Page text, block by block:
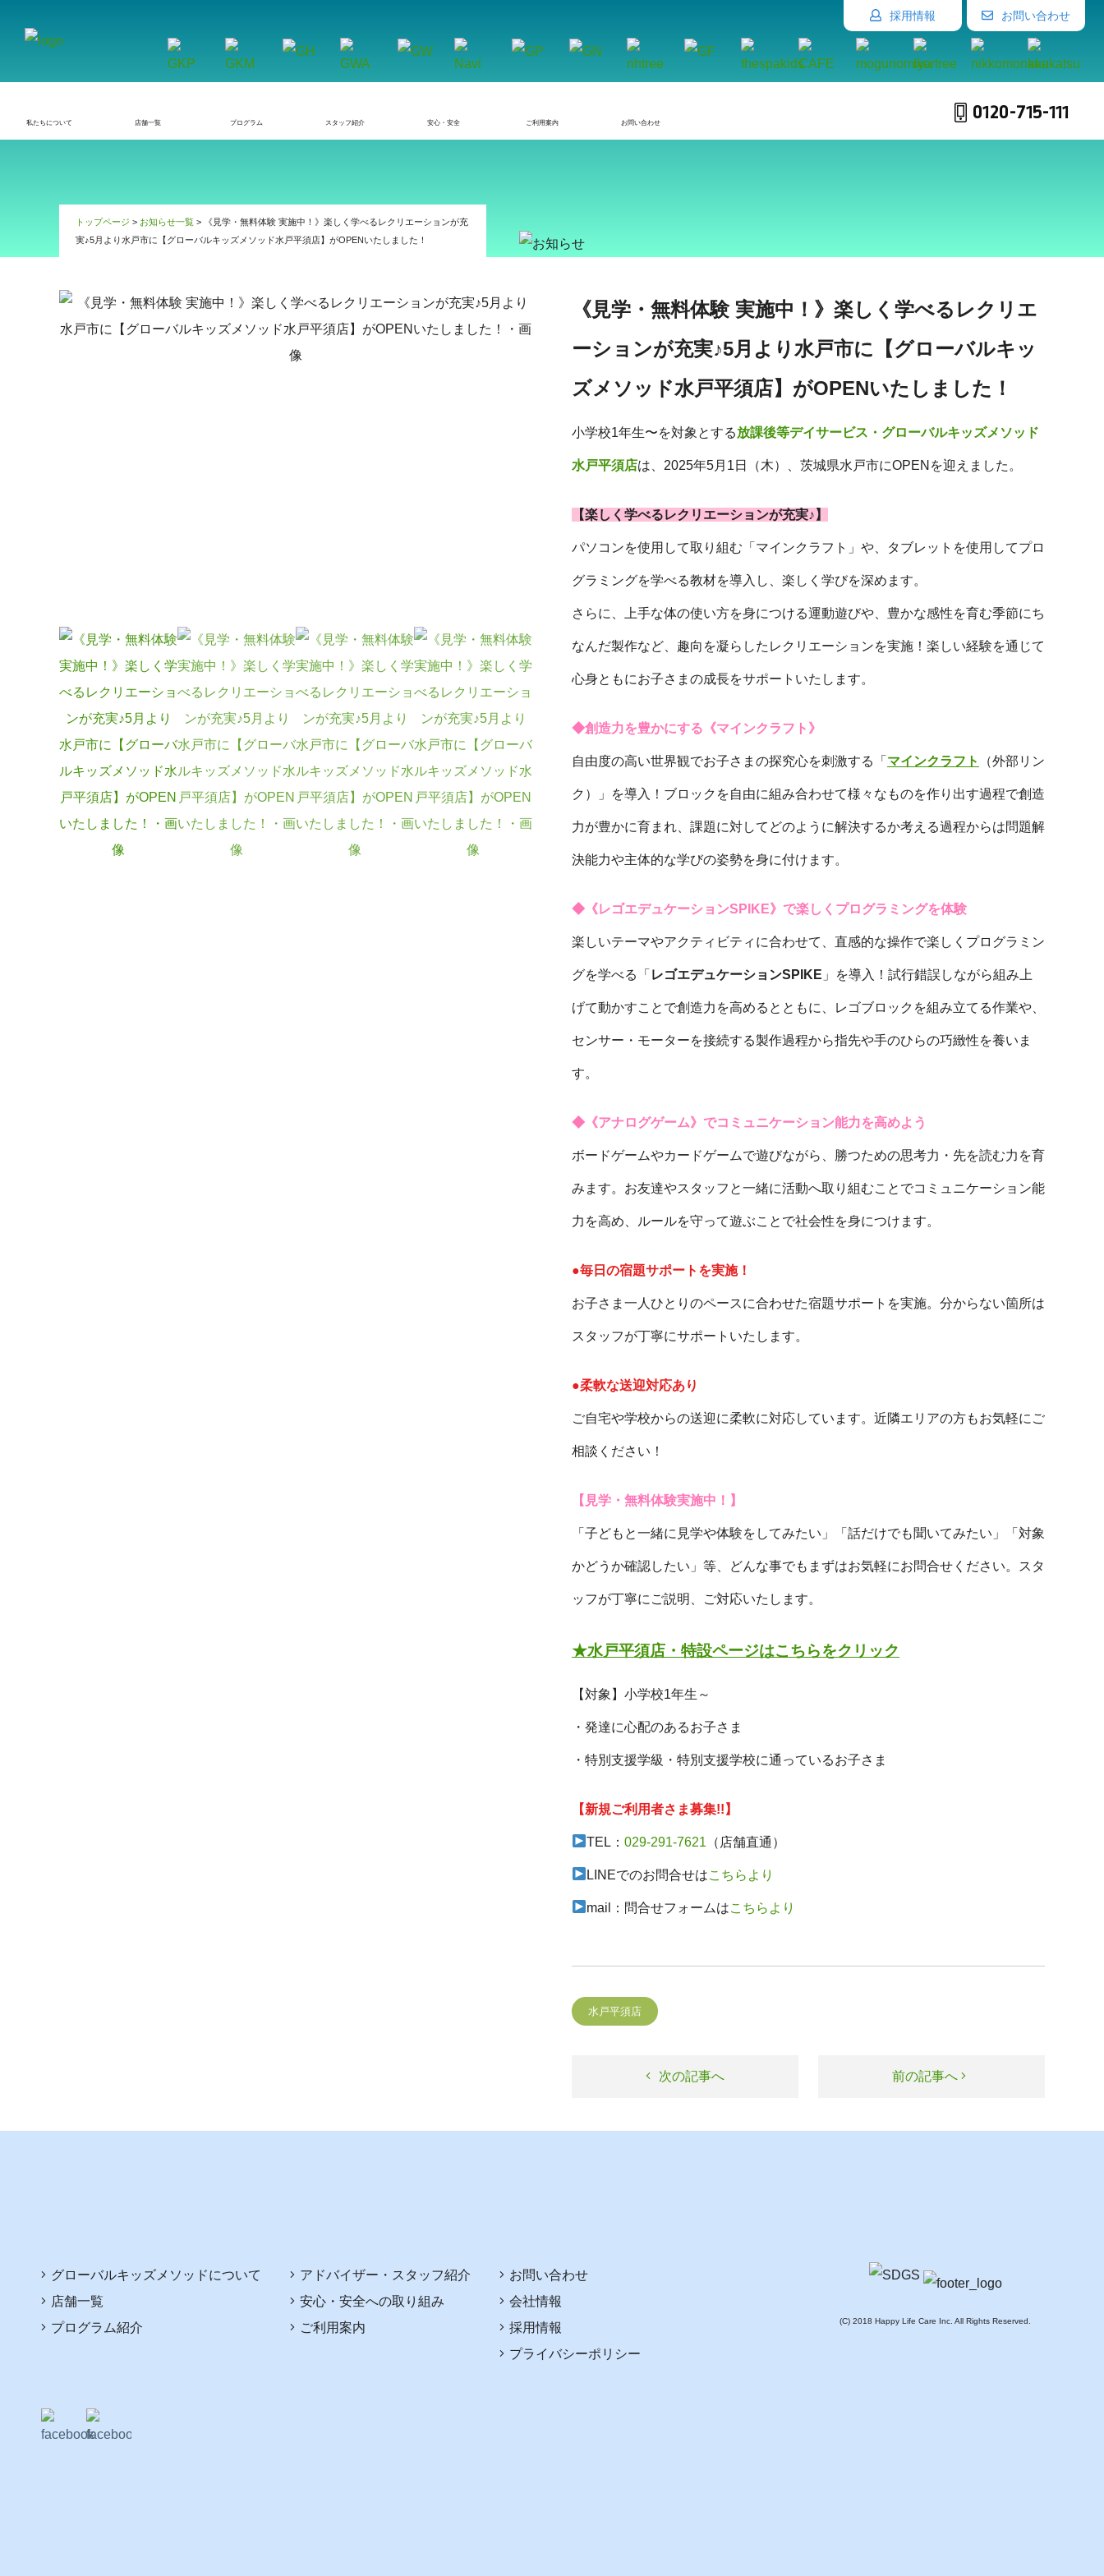
私たちについて 店舗一覧 プログラム スタッフ紹介 安心・安全 ご利用案内 お問い合わせ 0120-715-111
採用情報 お問い合わせ
トップページ > お知らせ一覧 > 《見学・無料体験 実施中！》楽しく学べるレクリエーションが充
実♪5月より水戸市に【グローバルキッズメソッド水戸平須店】がOPENいたしました！
《見学・無料体験 実施中！》楽しく学べるレクリエ
ーションが充実♪5月より水戸市に【グローバルキッ
ズメソッド水戸平須店】がOPENいたしました！
小学校1年生〜を対象とする放課後等デイサービス・グローバルキッズメソッド
水戸平須店は、2025年5月1日（木）、茨城県水戸市にOPENを迎えました。
【楽しく学べるレクリエーションが充実♪】
パソコンを使用して取り組む「マインクラフト」や、タブレットを使用してプロ
グラミングを学べる教材を導入し、楽しく学びを深めます。
さらに、上手な体の使い方を身につける運動遊びや、豊かな感性を育む季節にち
なんだ製作など、趣向を凝らしたレクリエーションを実施！楽しい経験を通じて
心身ともにお子さまの成長をサポートいたします。
◆創造力を豊かにする《マインクラフト》
自由度の高い世界観でお子さまの探究心を刺激する「 マインクラフト （外部リン
ク）」を導入！ブロックを自由に組み合わせて様々なものを作り出す過程で創造
力が豊かに育まれ、課題に対してどのように解決するか考える過程からは問題解
決能力や主体的な学びの姿勢を身に付けます。
◆《レゴエデュケーションSPIKE》で楽しくプログラミングを体験
楽しいテーマやアクティビティに合わせて、直感的な操作で楽しくプログラミン
グを学べる「 レゴエデュケーションSPIKE 」を導入！試行錯誤しながら組み上
げて動かすことで創造力を高めるとともに、レゴブロックを組み立てる作業や、
センサー・モーターを接続する製作過程から指先や手のひらの巧緻性を養いま
す。
◆《アナログゲーム》でコミュニケーション能力を高めよう
ボードゲームやカードゲームで遊びながら、勝つための思考力・先を読む力を育
みます。お友達やスタッフと一緒に活動へ取り組むことでコミュニケーション能
力を高め、ルールを守って遊ぶことで社会性を身につけます。
●毎日の宿題サポートを実施！
お子さま一人ひとりのペースに合わせた宿題サポートを実施。分からない箇所は
スタッフが丁寧にサポートいたします。
●柔軟な送迎対応あり
ご自宅や学校からの送迎に柔軟に対応しています。近隣エリアの方もお気軽にご
相談ください！
【見学・無料体験実施中！】
「子どもと一緒に見学や体験をしてみたい」「話だけでも聞いてみたい」「対象
かどうか確認したい」等、どんな事でもまずはお気軽にお問合せください。スタ
ッフが丁寧にご説明、ご対応いたします。
★水戸平須店・特設ページはこちらをクリック
【対象】小学校1年生～
・発達に心配のあるお子さま
・特別支援学級・特別支援学校に通っているお子さま
【新規ご利用者さま募集!!】
TEL：029-291-7621 （店舗直通）
LINEでのお問合せはこちらより
mail：問合せフォームはこちらより
水戸平須店
前の記事へ
次の記事へ
グローバルキッズメソッドについて
店舗一覧
プログラム紹介
アドバイザー・スタッフ紹介
安心・安全への取り組み
ご利用案内
お問い合わせ
会社情報
採用情報
プライバシーポリシー
(C) 2018 Happy Life Care Inc. All Rights Reserved.